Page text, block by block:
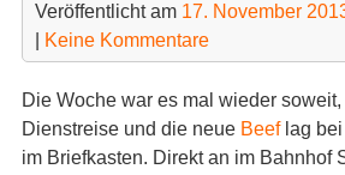
Veröffentlicht am 17. November
Keine Kommentare
Die Woche war es mal wieder
Dienstreise und die neue Beeflag bei
im Briefkasten. Direkt an im Bahnhof